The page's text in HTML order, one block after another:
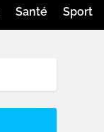
Santé Sport